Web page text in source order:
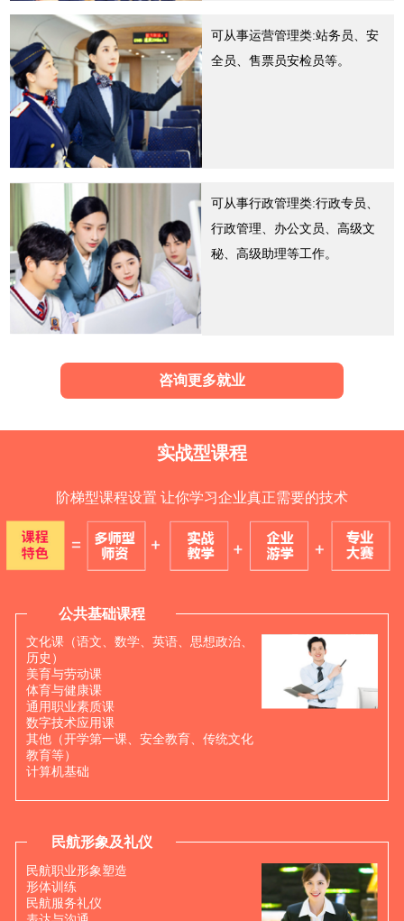
可从事运营管理类:站务员、安
全员、售票员安检员等。
可从事行政管理类:行政专员、
行政管理、办公文员、高级文
秘、高级助理等工作。
咨询更多就业
实战型课程
阶梯型课程设置 让你学习企业真正需要的技术
文化课（语文、数学、英语、思想政治、
历史）
美育与劳动课
体育与健康课
通用职业素质课
数字技术应用课
其他（开学第一课、安全教育、传统文化
教育等）
计算机基础
公共基础课程
民航职业形象塑造
形体训练
民航服务礼仪
民航形象及礼仪